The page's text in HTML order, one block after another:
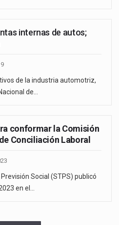
internas de autos;
de la industria automotriz,
de…
conformar la Comisión
Conciliación Laboral
Social (STPS) publicó
en el…